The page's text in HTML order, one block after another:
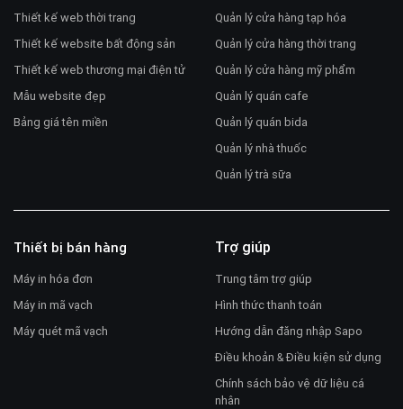
Thiết kế web thời trang
Thiết kế website bất động sản
Thiết kế web thương mại điện tử
Mẫu website đẹp
Bảng giá tên miền
Quản lý cửa hàng tạp hóa
Quản lý cửa hàng thời trang
Quản lý cửa hàng mỹ phẩm
Quản lý quán cafe
Quản lý quán bida
Quản lý nhà thuốc
Quản lý trà sữa
Thiết bị bán hàng
Máy in hóa đơn
Máy in mã vạch
Máy quét mã vạch
Trợ giúp
Trung tâm trợ giúp
Hình thức thanh toán
Hướng dẫn đăng nhập Sapo
Điều khoản & Điều kiện sử dụng
Chính sách bảo vệ dữ liệu cá
nhân